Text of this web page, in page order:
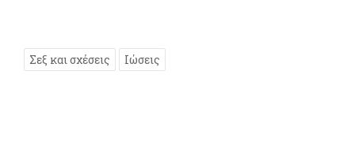
Σεξ και σχέσεις Ιώσεις